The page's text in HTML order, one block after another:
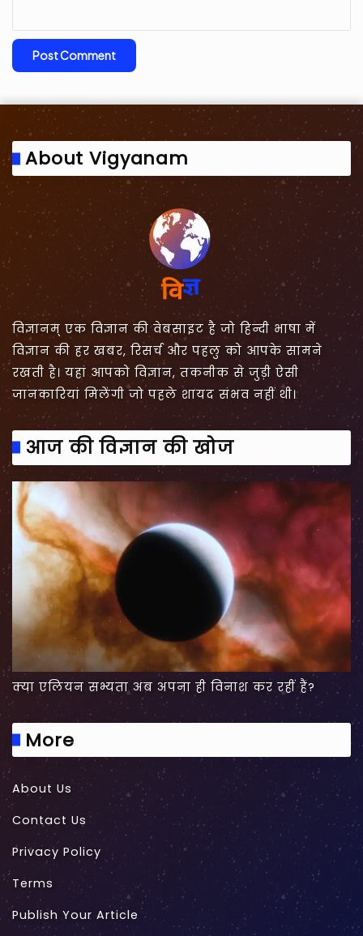
About Vigyanam
विज्ञानम् एक विज्ञान की वेबसाइट है जो हिन्दी भाषा में
विज्ञान की हर खबर, रिसर्च और पहलु को आपके सामने
रखती है। यहां आपको विज्ञान, तकनीक से जुड़ी ऐसी
जानकारियां मिलेंगी जो पहले शायद संभव नहीं थी।
आज की विज्ञान की खोज
क्या एलियन सभ्यता अब अपना ही विनाश कर रहीं हैं?
More
About Us
Contact Us
Privacy Policy
Terms
Publish Your Article